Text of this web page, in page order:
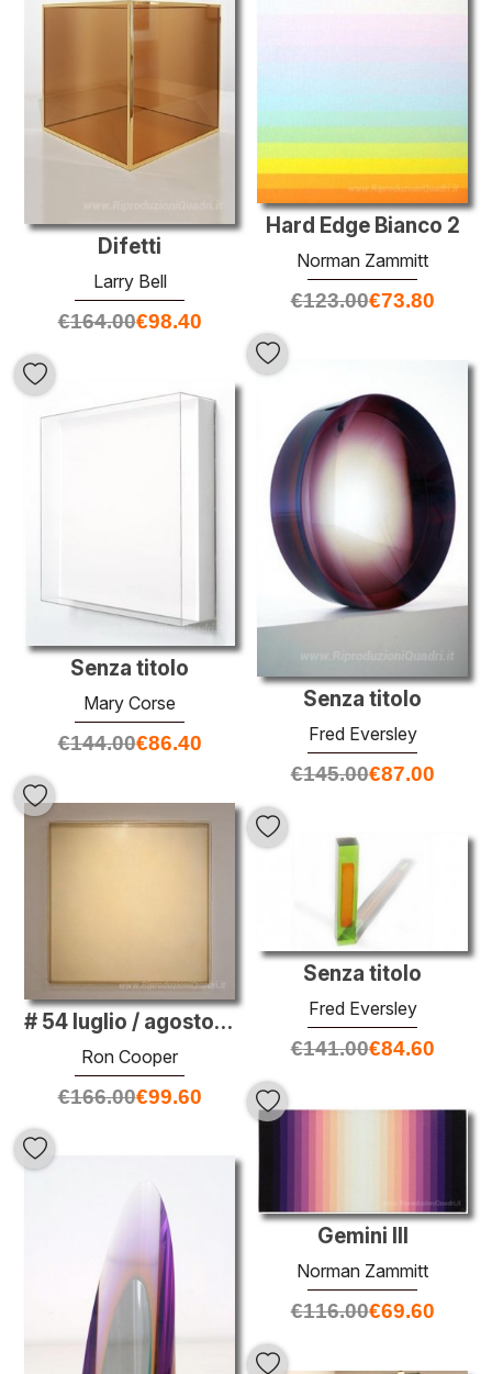
Hard Edge Bianco 2
Norman Zammitt
€123.00€73.80
Difetti
Larry Bell
€164.00€98.40
Senza titolo
Fred Eversley
€145.00€87.00
Senza titolo
Mary Corse
€144.00€86.40
# 54 luglio / agosto 2 ° livello di densità
Ron Cooper
€166.00€99.60
Senza titolo
Fred Eversley
€141.00€84.60
Gemini III
Norman Zammitt
€116.00€69.60